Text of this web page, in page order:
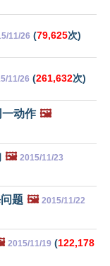
11/26 (79,625次)
11/26 (261,632次)
动作 🖼️
🖼️ 2015/11/23
题 🖼️ 2015/11/22
2015/11/19 (122,178